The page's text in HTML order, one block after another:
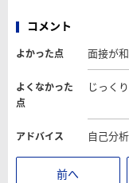
コメント
よかった点 面接が
よくなかった
点
じっく
アドバイス 自己分
前へ